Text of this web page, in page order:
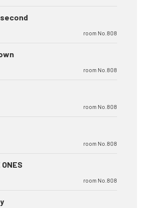
room No.808
room No.808
room No.808
room No.808
ONES
room No.808